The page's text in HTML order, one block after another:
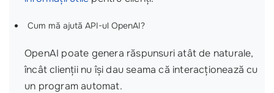
Cum mă ajută API-ul OpenAI?
OpenAI poate genera răspunsuri atât de naturale,
încât clienții nu își dau seama că interacționează cu
un program automat.